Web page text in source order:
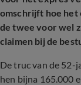
omschrijft hoe het
de twee voor wel
claimen bij de
De truc van de 52-
hen bijna 165.000